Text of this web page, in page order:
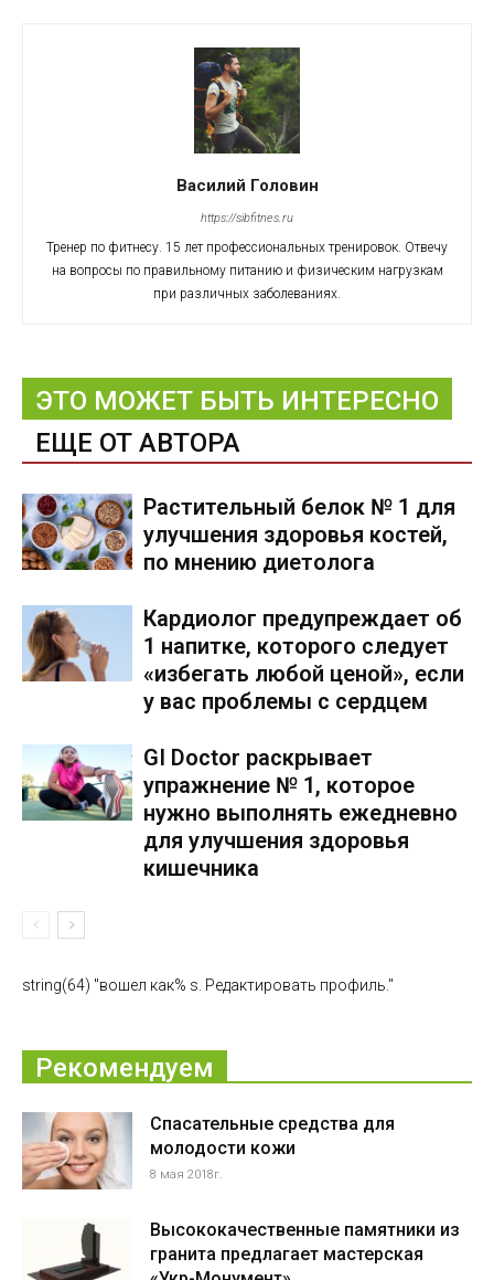
Василий Головин
https://sibfitnes.ru
Тренер по фитнесу. 15 лет профессиональных тренировок. Отвечу
на вопросы по правильному питанию и физическим нагрузкам
при различных заболеваниях.
ЭТО МОЖЕТ БЫТЬ ИНТЕРЕСНО
ЕЩЕ ОТ АВТОРА
Растительный белок № 1 для
улучшения здоровья костей,
по мнению диетолога
Кардиолог предупреждает об
1 напитке, которого следует
«избегать любой ценой», если
у вас проблемы с сердцем
GI Doctor раскрывает
упражнение № 1, которое
нужно выполнять ежедневно
для улучшения здоровья
кишечника
string(64) "вошел как% s. Редактировать профиль."
Рекомендуем
Спасательные средства для
молодости кожи
8 мая 2018г.
Высококачественные памятники из
гранита предлагает мастерская